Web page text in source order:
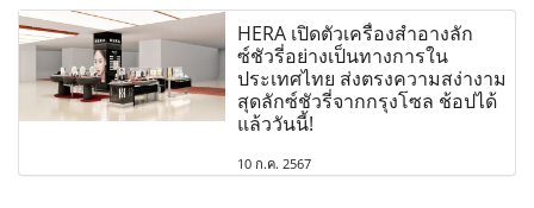
HERA เปิดตัวเครื่องสำอางลัก
ซ์ชัวรี่อย่างเป็นทางการใน
ประเทศไทย ส่งตรงความสง่างาม
สุดลักซ์ชัวรี่จากกรุงโซล ช้อปได้
แล้ววันนี้!
10 ก.ค. 2567